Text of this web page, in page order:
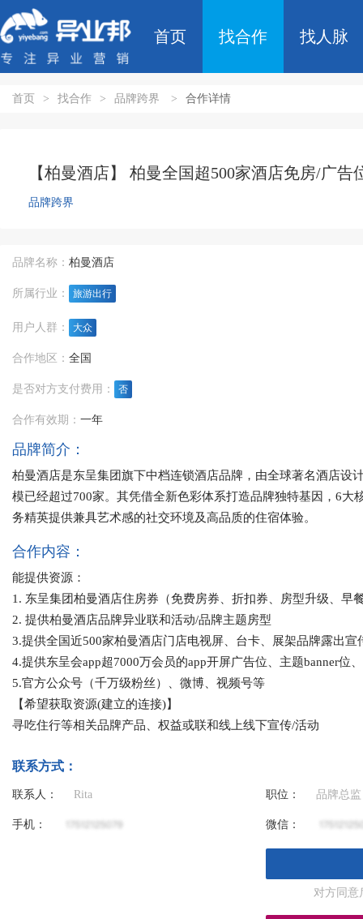
首页 找合作 找人脉
首页 > 找合作 > 品牌跨界 > 合作详情
【柏曼酒店】 柏曼全国超500家酒店免房/广告
品牌跨界
品牌名称： 柏曼酒店
所属行业： 旅游出行
用户人群： 大众
合作地区： 全国
是否对方支付费用： 否
合作有效期： 一年
品牌简介：
柏曼酒店是东呈集团旗下中档连锁酒店品牌，由全球著名酒店设
模已经超过700家。其凭借全新色彩体系打造品牌独特基因，6
务精英提供兼具艺术感的社交环境及高品质的住宿体验。
合作内容：
能提供资源：
1. 东呈集团柏曼酒店住房券（免费房券、折扣券、房型升级、早
2. 提供柏曼酒店品牌异业联和活动/品牌主题房型
3.提供全国近500家柏曼酒店门店电视屏、台卡、展架品牌露出宣
4.提供东呈会app超7000万会员的app开屏广告位、主题banner位
5.官方公众号（千万级粉丝）、微博、视频号等
【希望获取资源(建立的连接)】
寻吃住行等相关品牌产品、权益或联和线上线下宣传/活动
联系方式：
联系人： Rita 职位： 品牌总监
手机： 微信：
对方同意